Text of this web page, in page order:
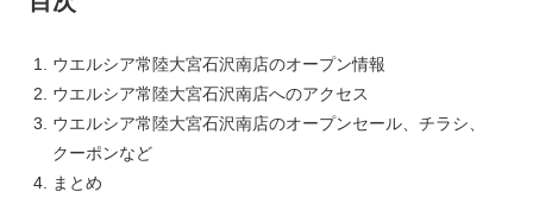
ウエルシア常陸大宮石沢南店のオープン情報
ウエルシア常陸大宮石沢南店へのアクセス
ウエルシア常陸大宮石沢南店のオープンセール、チラシ、
クーポンなど
まとめ